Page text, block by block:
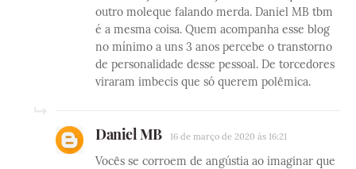
outro moleque falando merda. Daniel MB tbm
é a mesma coisa. Quem acompanha esse blog
no mínimo a uns 3 anos percebe o transtorno
de personalidade desse pessoal. De torcedores
viraram imbecis que só querem polêmica.
Daniel MB 16 de março de 2020 às 16:21
Vocês se corroem de angústia ao imaginar que